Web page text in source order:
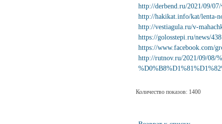
http://derbend.ru/2021/09/
http://hakikat.info/kat/lenta-
http://vestiagula.ru/v-
https://golosstepi.ru/news/
https://www.facebook.com/
http://rutnov.ru/2021/09/08/
Количество показов: 1400